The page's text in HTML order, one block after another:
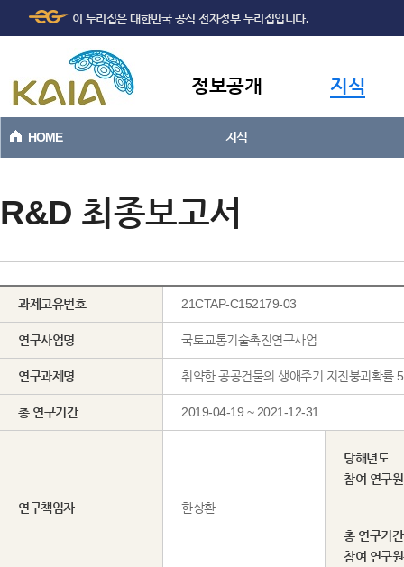
본문바로가기
이 누리집은 대한민국 공식 전자정부 누리집입니다.
정보공개 지식
HOME 지식
R&D 최종보고서
과제고유번호 21CTAP-C152179-03
연구사업명 국토교통기술촉진연구사업
연구과제명 취약한 공공건물의 생애주기 지진붕괴확률
총 연구기간 2019-04-19 ~ 2021-12-31
연구책임자 한상환
당해년도
참여 연구
총 연구기간
참여 연구